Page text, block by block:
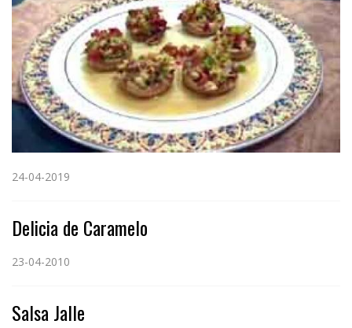
24-04-2019
Delicia de Caramelo
23-04-2010
Salsa Jalle